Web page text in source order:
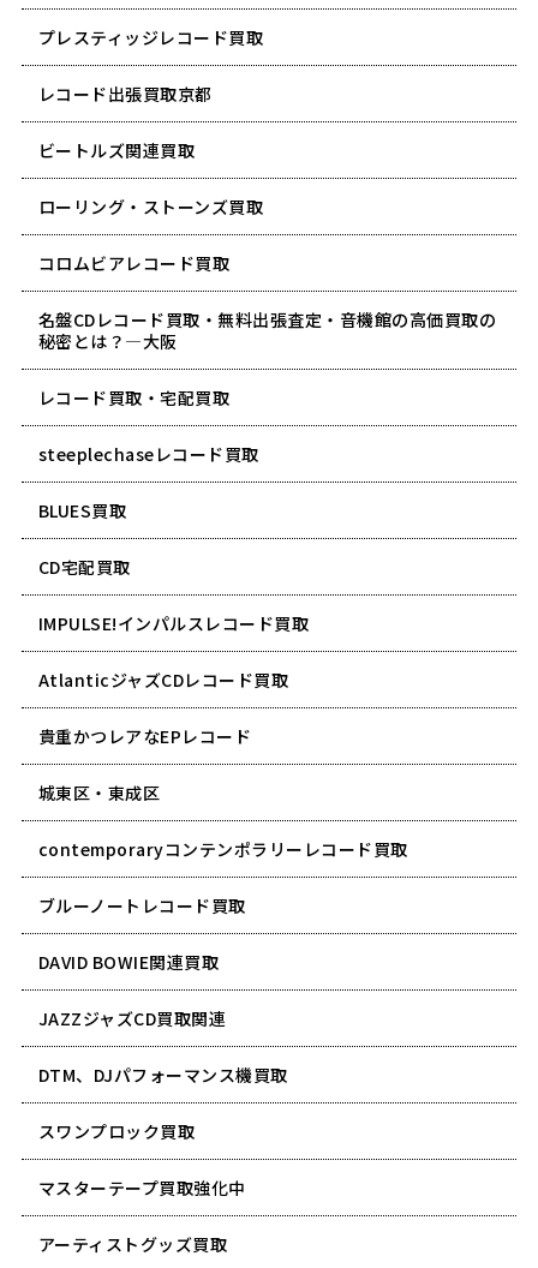
プレスティッジレコード買取
レコード出張買取京都
ビートルズ関連買取
ローリング・ストーンズ買取
コロムビアレコード買取
名盤CDレコード買取・無料出張査定・音機館の高価買取の
秘密とは？―大阪
レコード買取・宅配買取
steeplechaseレコード買取
BLUES買取
CD宅配買取
IMPULSE!インパルスレコード買取
AtlanticジャズCDレコード買取
貴重かつレアなEPレコード
城東区・東成区
contemporaryコンテンポラリーレコード買取
ブルーノートレコード買取
DAVID BOWIE関連買取
JAZZジャズCD買取関連
DTM、DJパフォーマンス機買取
スワンプロック買取
マスターテープ買取強化中
アーティストグッズ買取